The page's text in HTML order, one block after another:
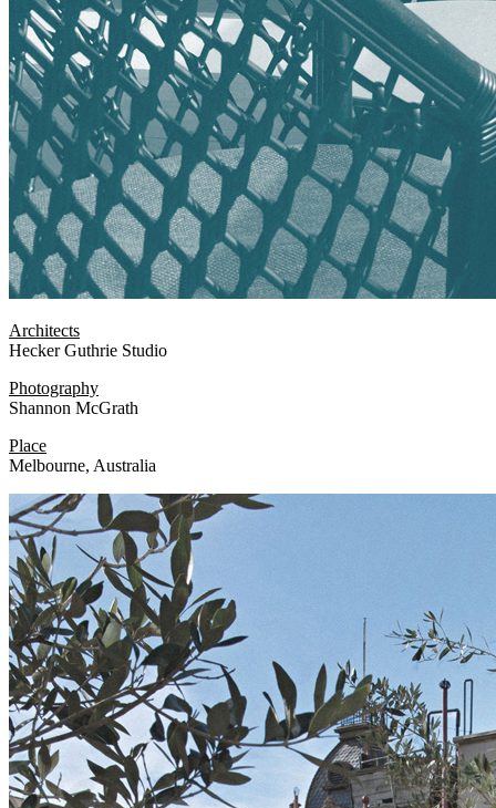
Architects
Hecker Guthrie Studio
Photography
Shannon McGrath
Place
Melbourne, Australia